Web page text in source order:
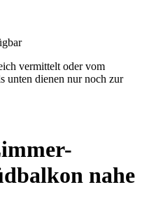
vermittelt oder vom
unten dienen nur noch zur
nahe